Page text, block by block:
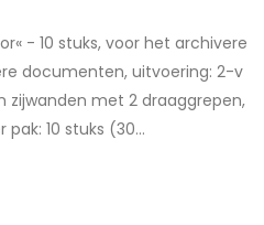
- 10 stuks, voor het archivere
documenten, uitvoering: 2-v
zijwanden met 2 draaggrepen,
10 stuks (30...